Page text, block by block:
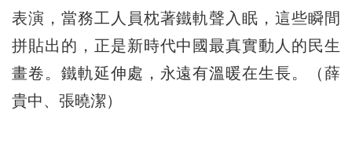
表演，當務工人員枕著鐵軌聲入眠，這些瞬間
拼貼出的，正是新時代中國最真實動人的民生
畫卷。鐵軌延伸處，永遠有溫暖在生長。（薛
貴中、張曉潔）